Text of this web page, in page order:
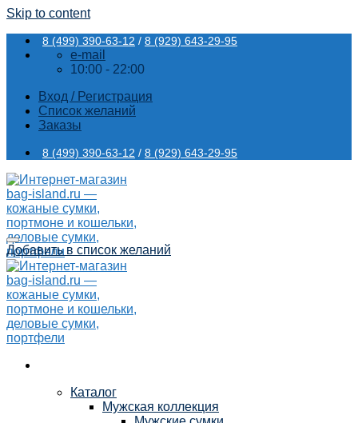
Skip to content
8 (499) 390-63-12 / 8 (929) 643-29-95
e-mail
10:00 - 22:00
Вход / Регистрация
Список желаний
Заказы
8 (499) 390-63-12 / 8 (929) 643-29-95
Каталог
Мужская коллекция
Добавить в список желаний